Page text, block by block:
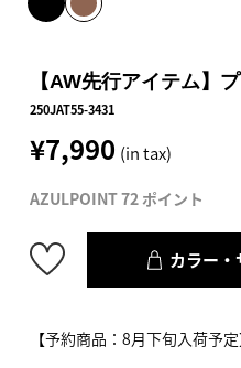
【AW先行アイテム】
250JAT55-3431
¥7,990 (in tax)
AZULPOINT 72 ポイント
カラー・
【予約商品：8月下旬入荷予定